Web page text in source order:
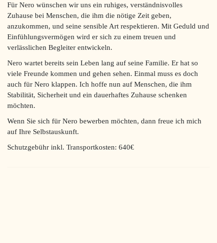
Für Nero wünschen wir uns ein ruhiges, verständnisvolles
Zuhause bei Menschen, die ihm die nötige Zeit geben,
anzukommen, und seine sensible Art respektieren. Mit Geduld und
Einfühlungsvermögen wird er sich zu einem treuen und
verlässlichen Begleiter entwickeln.
Nero wartet bereits sein Leben lang auf seine Familie. Er hat so
viele Freunde kommen und gehen sehen. Einmal muss es doch
auch für Nero klappen. Ich hoffe nun auf Menschen, die ihm
Stabilität, Sicherheit und ein dauerhaftes Zuhause schenken
möchten.
Wenn Sie sich für Nero bewerben möchten, dann freue ich mich
auf Ihre Selbstauskunft.
Schutzgebühr inkl. Transportkosten: 640€